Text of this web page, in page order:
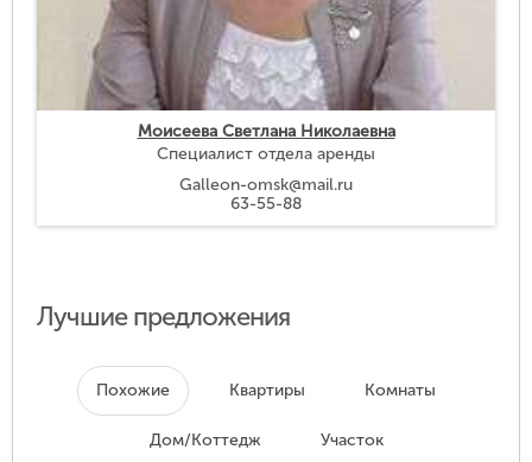
Моисеева Светлана Николаевна
Специалист отдела аренды
Galleon-omsk@mail.ru
63-55-88
Лучшие предложения
Похожие Квартиры Комнаты
Дом/Коттедж Участок